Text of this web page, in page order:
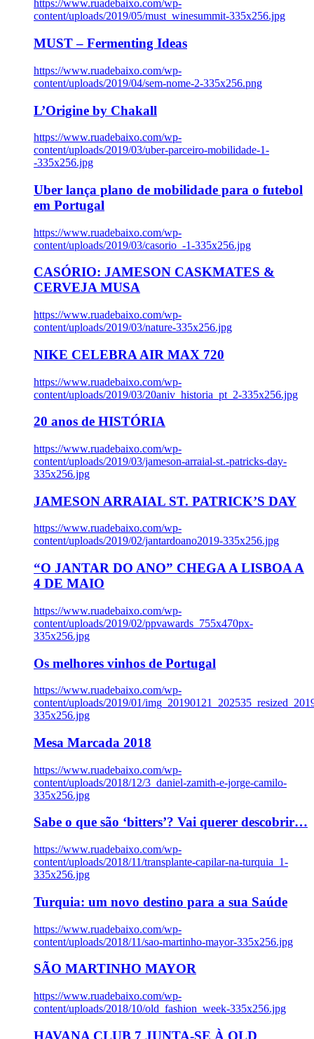
https://www.ruadebaixo.com/wp-
content/uploads/2019/05/must_winesummit-335x256.jpg
MUST – Fermenting Ideas
https://www.ruadebaixo.com/wp-
content/uploads/2019/04/sem-nome-2-335x256.png
L’Origine by Chakall
https://www.ruadebaixo.com/wp-
content/uploads/2019/03/uber-parceiro-mobilidade-1-
-335x256.jpg
Uber lança plano de mobilidade para o futebol
em Portugal
https://www.ruadebaixo.com/wp-
content/uploads/2019/03/casorio_-1-335x256.jpg
CASÓRIO: JAMESON CASKMATES &
CERVEJA MUSA
https://www.ruadebaixo.com/wp-
content/uploads/2019/03/nature-335x256.jpg
NIKE CELEBRA AIR MAX 720
https://www.ruadebaixo.com/wp-
content/uploads/2019/03/20aniv_historia_pt_2-335x256.jpg
20 anos de HISTÓRIA
https://www.ruadebaixo.com/wp-
content/uploads/2019/03/jameson-arraial-st.-patricks-day-
335x256.jpg
JAMESON ARRAIAL ST. PATRICK’S DAY
https://www.ruadebaixo.com/wp-
content/uploads/2019/02/jantardoano2019-335x256.jpg
“O JANTAR DO ANO” CHEGA A LISBOA A
4 DE MAIO
https://www.ruadebaixo.com/wp-
content/uploads/2019/02/ppvawards_755x470px-
335x256.jpg
Os melhores vinhos de Portugal
https://www.ruadebaixo.com/wp-
content/uploads/2019/01/
335x256.jpg
Mesa Marcada 2018
https://www.ruadebaixo.com/wp-
content/uploads/2018/12/3_daniel-zamith-e-jorge-camilo-
335x256.jpg
Sabe o que são ‘bitters’? Vai querer descobrir…
https://www.ruadebaixo.com/wp-
content/uploads/2018/11/transplante-capilar-na-turquia_1-
335x256.jpg
Turquia: um novo destino para a sua Saúde
https://www.ruadebaixo.com/wp-
content/uploads/2018/11/sao-martinho-mayor-335x256.jpg
SÃO MARTINHO MAYOR
https://www.ruadebaixo.com/wp-
content/uploads/2018/10/old_fashion_week-335x256.jpg
HAVANA CLUB 7 JUNTA-SE À OLD